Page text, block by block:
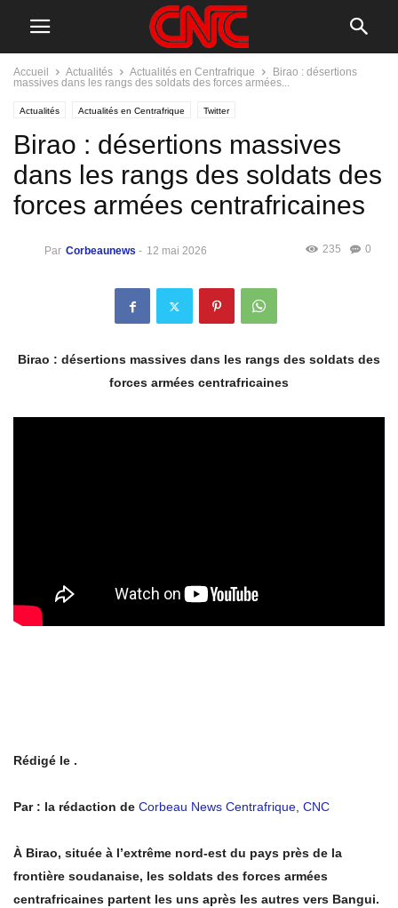
Accueil Actualités Actualités en Centrafrique
Birao : désertions
massives dans les rangs des soldats des forces armées...
Actualités Actualités en Centrafrique Twitter
Birao : désertions massives
dans les rangs des soldats des
forces armées centrafricaines
Par Corbeaunews - 12 mai 2026 0
235
Birao : désertions massives dans les rangs des soldats des
forces armées centrafricaines
Rédigé le .
Par : la rédaction de Corbeau News Centrafrique, CNC
À Birao, située à l’extrême nord-est du pays près de la
frontière soudanaise, les soldats des forces armées
centrafricaines partent les uns après les autres vers Bangui.